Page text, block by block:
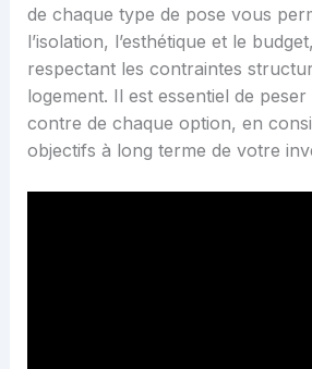
de chaque type de pose vous
l’isolation, l’esthétique et le
respectant les contraintes
logement. Il est essentiel de
contre de chaque option, en
objectifs à long terme de votre